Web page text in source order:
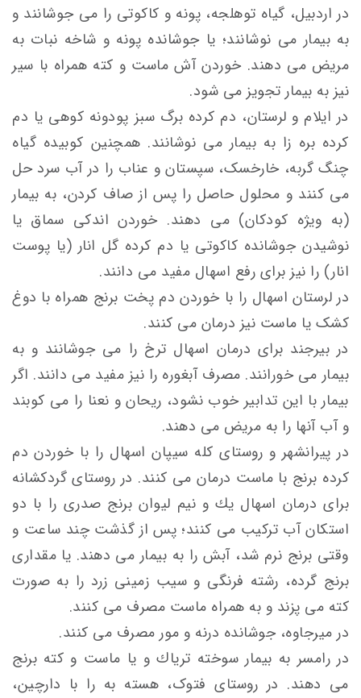
در اردبیل، گياه توهلجه، پونه و كاكوتی را می جوشانند و
به بيمار می نوشانند؛ یا جوشانده پونه و شاخه نبات به
مريض می دهند. خوردن آش ماست و كته همراه با سير
نیز به بیمار تجویز می شود.
در ایلام و لرستان، دم کرده برگ سبز پودونه کوهی یا دم
کرده بره زا به بیمار می نوشانند. همچنین کوبیده گیاه
چنگ گربه، خارخسک، سپستان و عناب را در آب سرد حل
می کنند و محلول حاصل را پس از صاف کردن، به بیمار
(به ویژه کودکان) می دهند. خوردن اندکی سماق یا
نوشیدن جوشانده کاکوتی یا دم کرده گل انار (یا پوست
انار) را نیز برای رفع اسهال مفید می دانند.
در لرستان اسهال را با خوردن دم پخت برنج همراه با دوغ
کشک یا ماست نیز درمان می کنند.
در بیرجند برای درمان اسهال ترخ را می جوشانند و به
بیمار می خورانند. مصرف آبغوره را نيز مفيد می دانند. اگر
بیمار با این تدابیر خوب نشود، ريحان و نعنا را می كوبند
و آب آنها را به مريض می دهند.
در پیرانشهر و روستای كله سيپان اسهال را با خوردن دم
كرده برنج با ماست درمان می كنند. در روستای گردكشانه
برای درمان اسهال يك و نيم ليوان برنج صدری را با دو
استكان آب تركيب می کنند؛ پس از گذشت چند ساعت و
وقتی برنج نرم شد، آبش را به بیمار می دهند. يا مقداری
برنج گرده، رشته فرنگی و سيب زمينی زرد را به صورت
كته می پزند و به همراه ماست مصرف می كنند.
در میرجاوه، جوشانده درنه و مور مصرف می کنند.
در رامسر به بيمار سوخته ترياك و يا ماست و كته برنج
می دهند. در روستای فتوک، هسته به را با دارچين،